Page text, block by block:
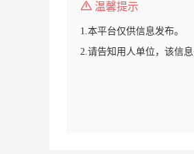
温馨提示
1.本平台仅供信息发布。
2.请告知用人单位，该信